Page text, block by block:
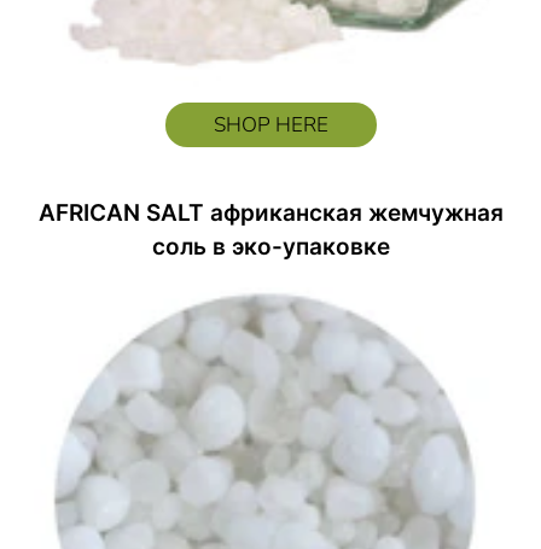
SHOP HERE
AFRICAN SALT африканская жемчужная
соль в эко-упаковке